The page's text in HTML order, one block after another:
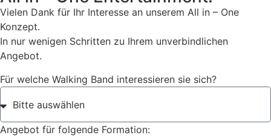
Vielen Dank für Ihr Interesse an unserem All in – One
Konzept.
In nur wenigen Schritten zu Ihrem unverbindlichen
Angebot.
Für welche Walking Band interessieren sie sich?
Angebot für folgende Formation: